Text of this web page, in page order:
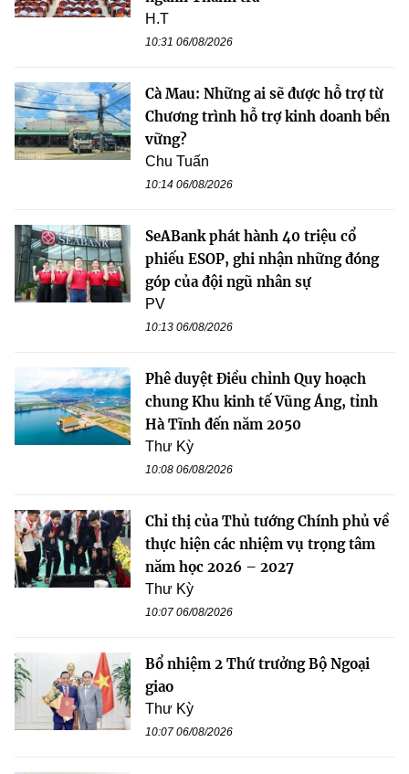
H.T
10:31 06/08/2026
Cà Mau: Những ai sẽ được hỗ trợ từ
Chương trình hỗ trợ kinh doanh bền
vững?
Chu Tuấn
10:14 06/08/2026
SeABank phát hành 40 triệu cổ
phiếu ESOP, ghi nhận những đóng
góp của đội ngũ nhân sự
PV
10:13 06/08/2026
Phê duyệt Điều chỉnh Quy hoạch
chung Khu kinh tế Vũng Áng, tỉnh
Hà Tĩnh đến năm 2050
Thư Kỳ
10:08 06/08/2026
Chỉ thị của Thủ tướng Chính phủ về
thực hiện các nhiệm vụ trọng tâm
năm học 2026 – 2027
Thư Kỳ
10:07 06/08/2026
Bổ nhiệm 2 Thứ trưởng Bộ Ngoại
giao
Thư Kỳ
10:07 06/08/2026